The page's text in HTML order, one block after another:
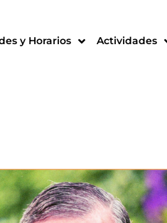
y Horarios Actividades